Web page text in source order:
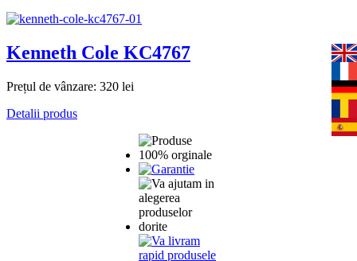
Kenneth Cole KC4767
Prețul de vânzare: 320 lei
Detalii produs